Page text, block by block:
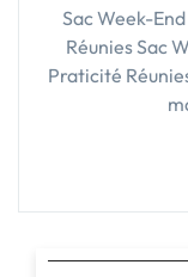
Sac Week-
Réunies Sac
Praticité